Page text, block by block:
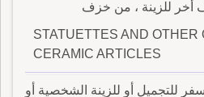
أخر للزينة ، من خزف
STATUETTES AND OTHER
CERAMIC ARTICLES
للتجميل أو للزينة الشخصية أو